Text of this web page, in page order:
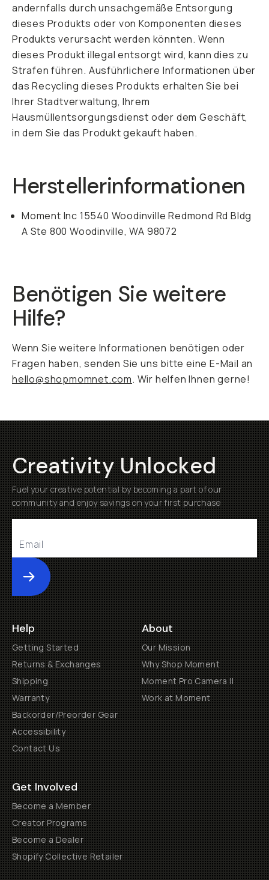
andernfalls durch unsachgemäße Entsorgung
dieses Produkts oder von Komponenten dieses
Produkts verursacht werden könnten. Wenn
dieses Produkt illegal entsorgt wird, kann dies zu
Strafen führen. Ausführlichere Informationen über
das Recycling dieses Produkts erhalten Sie bei
Ihrer Stadtverwaltung, Ihrem
Hausmüllentsorgungsdienst oder dem Geschäft,
in dem Sie das Produkt gekauft haben.
Herstellerinformationen
Moment Inc 15540 Woodinville Redmond Rd Bldg
A Ste 800 Woodinville, WA 98072
Benötigen Sie weitere
Hilfe?
Wenn Sie weitere Informationen benötigen oder
Fragen haben, senden Sie uns bitte eine E-Mail an
hello@shopmomnet.com. Wir helfen Ihnen gerne!
Creativity Unlocked
Fuel your creative potential by becoming a part of our
community and enjoy savings on your first purchase
Submit
Help
Getting Started
Returns & Exchanges
Shipping
Warranty
Backorder/Preorder Gear
Accessibility
Contact Us
About
Our Mission
Why Shop Moment
Moment Pro Camera II
Work at Moment
Get Involved
Become a Member
Creator Programs
Become a Dealer
Shopify Collective Retailer